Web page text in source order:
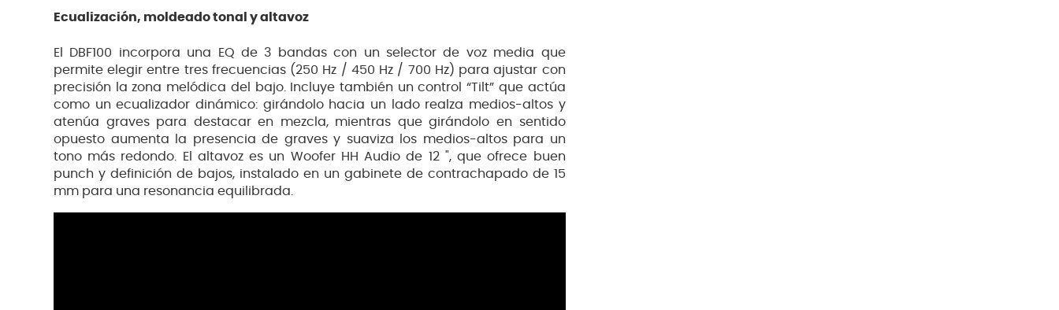
Ecualización, moldeado tonal y altavoz
El DBF100 incorpora una EQ de 3 bandas con un selector de voz media que
permite elegir entre tres frecuencias (250 Hz / 450 Hz / 700 Hz) para ajustar con
precisión la zona melódica del bajo. Incluye también un control “Tilt” que actúa
como un ecualizador dinámico: girándolo hacia un lado realza medios-altos y
atenúa graves para destacar en mezcla, mientras que girándolo en sentido
opuesto aumenta la presencia de graves y suaviza los medios-altos para un
tono más redondo. El altavoz es un Woofer HH Audio de 12 ", que ofrece buen
punch y definición de bajos, instalado en un gabinete de contrachapado de 15
mm para una resonancia equilibrada.